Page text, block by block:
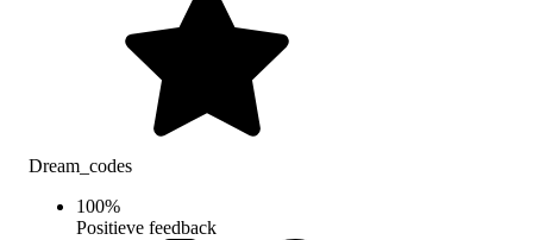
Dream_codes
100%
Positieve feedback